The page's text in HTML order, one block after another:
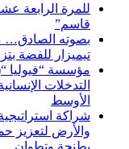
للمرة الرابعة
قاسم”
بصوته الصادق…
تيميزار للفضة
التدخلات
الأوسط
شراكة
والأرض لتعزيز
بطنجة وتطوان